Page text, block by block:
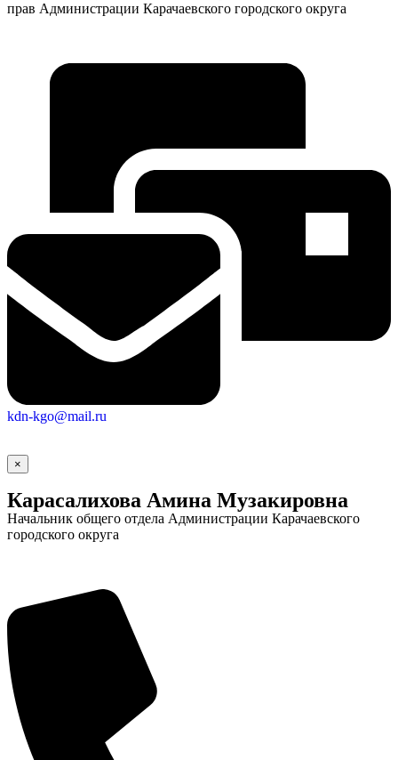
прав Администрации Карачаевского городского округа
kdn-kgo@mail.ru
×
Карасалихова Амина Музакировна
Начальник общего отдела Администрации Карачаевского
городского округа